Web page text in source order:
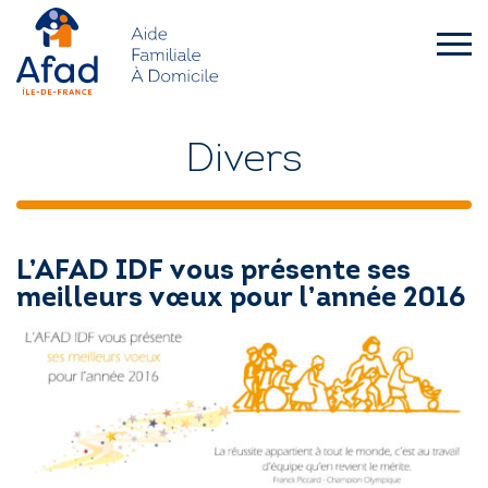
content
afad-
idf.asso.fr
FAMILLES
SENIORS – HANDICAP
L’AFAD IDF RECRUTE
DEMANDE D’INTERVENTION
Divers
L’AFAD IDF vous présente ses
meilleurs vœux pour l’année 2016